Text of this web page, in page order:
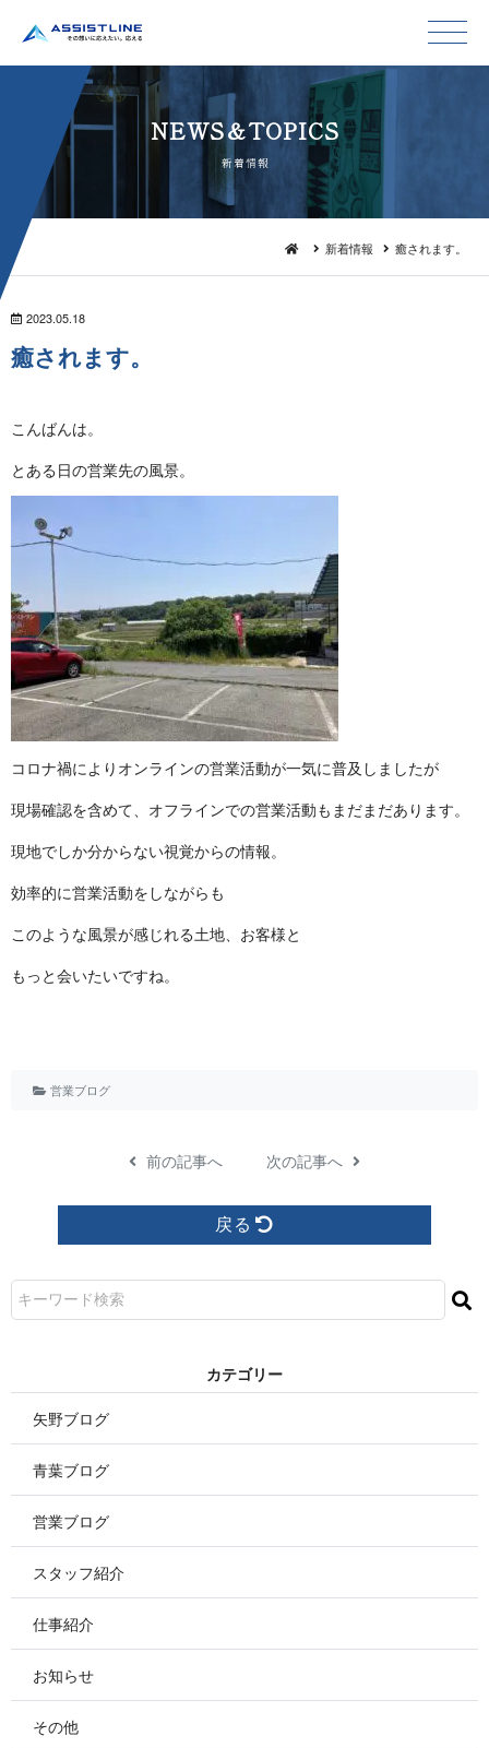
NEWS＆TO P I C S
新 着 情 報
新着情報 癒されます。
2023.05.18
癒さ れ ま す 。
こん ば ん は 。
とある日の営業先 の 風 景 。
コロナ禍によりオンラインの営業活動が一気に普及し ま し た が
現場確認を含めて、オフラインでの営業活動もまだまだあ り ま す 。
現地でしか分からない視覚から の 情 報 。
効率的に営業活動をし な が ら も
このような風景が感じれる土地、 お 客 様 と
もっと会いたい で す ね 。
営業ブログ
前の記事へ 次の記事へ
戻る
カ テ ゴ リ ー
矢野ブログ
青葉ブログ
営業ブログ
スタッフ紹介
仕事紹介
お知らせ
その他